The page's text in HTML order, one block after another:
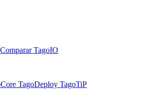
Comparar TagoIO
TagoDeploy TagoTiP